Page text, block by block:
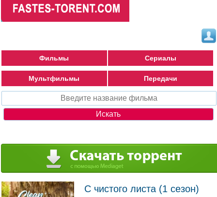
Фильмы Сериалы
Мультфильмы Передачи
С чистого листа (1 сезон)